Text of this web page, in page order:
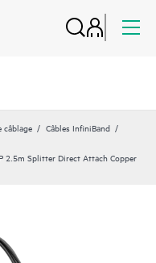
câblage
Câbles InfiniBand
2.5m Splitter Direct Attach Copper